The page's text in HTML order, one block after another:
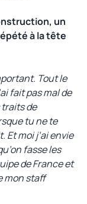
un
à la tête
Tout le
fait pas mal de
de
tu ne te
Et moi j’ai envie
fasse les
de France et
mon staff